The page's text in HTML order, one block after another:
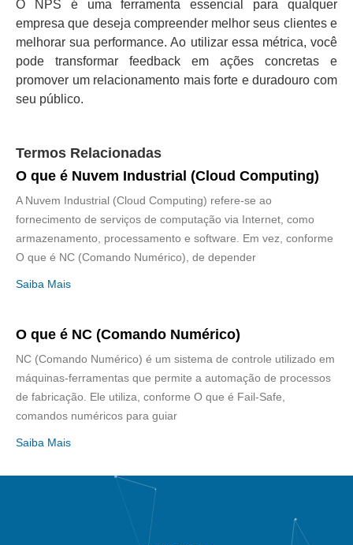
O NPS é uma ferramenta essencial para qualquer
empresa que deseja compreender melhor seus clientes e
melhorar sua performance. Ao utilizar essa métrica, você
pode transformar feedback em ações concretas e
promover um relacionamento mais forte e duradouro com
seu público.
Termos Relacionadas
O que é Nuvem Industrial (Cloud Computing)
A Nuvem Industrial (Cloud Computing) refere-se ao
fornecimento de serviços de computação via Internet, como
armazenamento, processamento e software. Em vez, conforme
O que é NC (Comando Numérico), de depender
Saiba Mais
O que é NC (Comando Numérico)
NC (Comando Numérico) é um sistema de controle utilizado em
máquinas-ferramentas que permite a automação de processos
de fabricação. Ele utiliza, conforme O que é Fail-Safe,
comandos numéricos para guiar
Saiba Mais